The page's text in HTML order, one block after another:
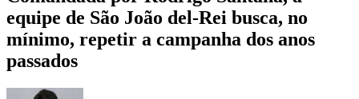
equipe de São João del-Rei busca, no
mínimo, repetir a campanha dos anos
passados